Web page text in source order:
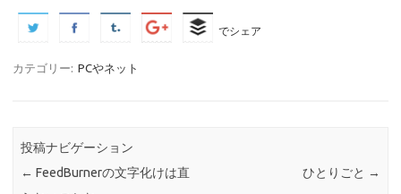
でシェア
カテゴリー: PCやネット
投稿ナビゲーション
← FeedBurnerの文字化けは直
ひとりごと →